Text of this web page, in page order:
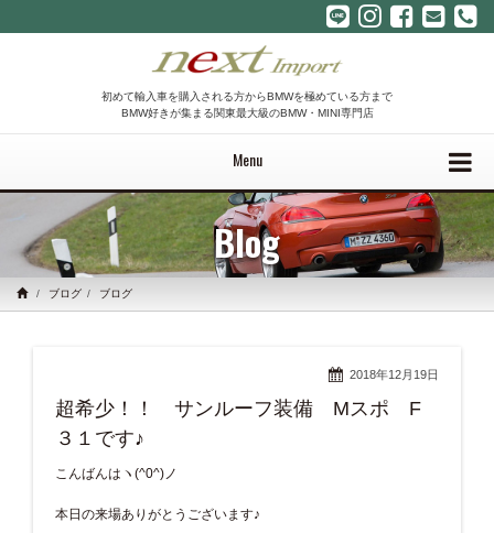
初めて輸入車を購入される方からBMWを極めている方まで
BMW好きが集まる関東最大級のBMW・MINI専門店
Menu
Blog
ブログ ブログ
2018年12月19日
超希少！！ サンルーフ装備 Mスポ F
３１です♪
こんばんはヽ(^0^)ノ
本日の来場ありがとうございます♪